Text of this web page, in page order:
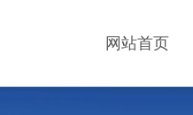
网站首页